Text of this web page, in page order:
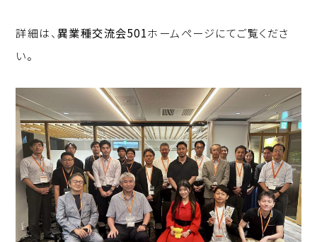
詳細は、 異業種交流会501ホームページにてご覧くださ
い。